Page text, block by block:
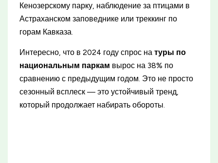
Кенозерскому парку, наблюдение за птицами в
Астраханском заповеднике или треккинг по
горам Кавказа.
Интересно, что в 2024 году спрос натуры по
национальным паркам вырос на 38% по
сравнению с предыдущим годом. Это не просто
сезонный всплеск — это устойчивый тренд,
который продолжает набирать обороты.